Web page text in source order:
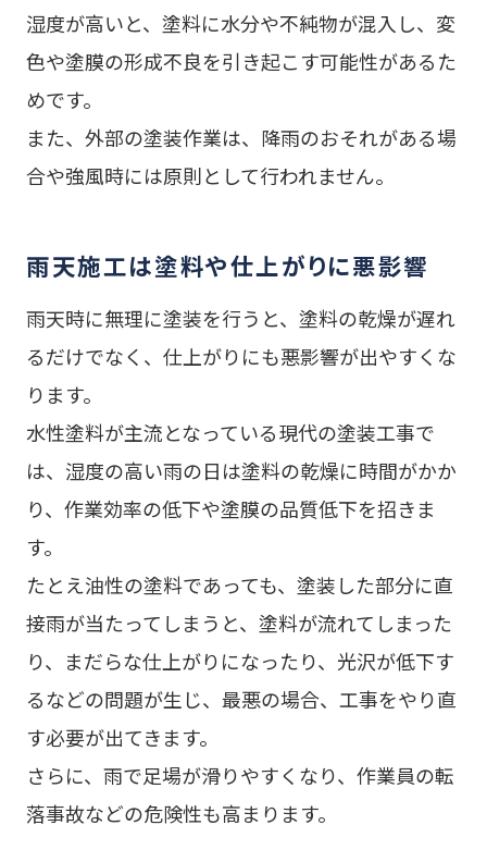
湿度が高いと、塗料に水分や不純物が混入し、変
色や塗膜の形成不良を引き起こす可能性があるた
めです。
また、外部の塗装作業は、降雨のおそれがある場
合や強風時には原則として行われません。
雨天施工は塗料や仕上がりに悪影響
雨天時に無理に塗装を行うと、塗料の乾燥が遅れ
るだけでなく、仕上がりにも悪影響が出やすくな
ります。
水性塗料が主流となっている現代の塗装工事で
は、湿度の高い雨の日は塗料の乾燥に時間がかか
り、作業効率の低下や塗膜の品質低下を招きま
す。
たとえ油性の塗料であっても、塗装した部分に直
接雨が当たってしまうと、塗料が流れてしまった
り、まだらな仕上がりになったり、光沢が低下す
るなどの問題が生じ、最悪の場合、工事をやり直
す必要が出てきます。
さらに、雨で足場が滑りやすくなり、作業員の転
落事故などの危険性も高まります。